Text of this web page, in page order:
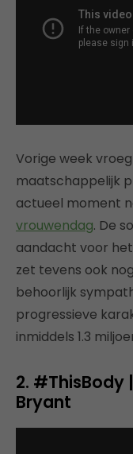
Vorige week vroeg
maatschappelijk
actueel moment
vrouwendag. De
aandacht voor
zet tevens ook
behoorlijk
progressieve
inmiddels 1.3
2. #ThisBody
Bryant